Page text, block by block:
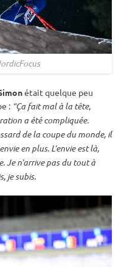
était quelque peu
: “Ça fait mal à la tête,
a été compliquée.
de la coupe du monde, il
en plus. L’envie est là,
Je n’arrive pas du tout à
je subis.